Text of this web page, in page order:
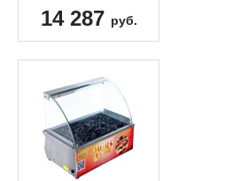
14 287 руб.